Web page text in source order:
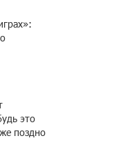
это
поздно